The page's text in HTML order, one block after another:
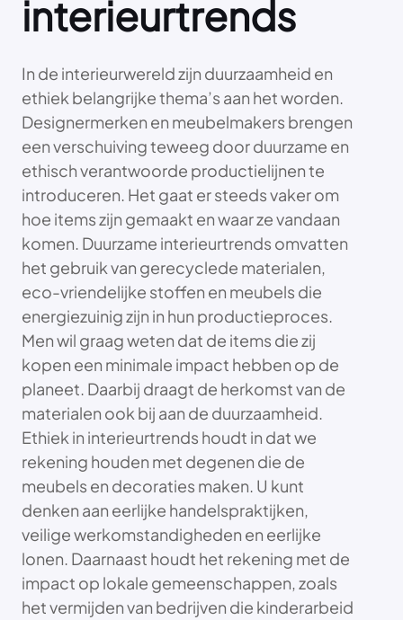
interieurtrends
In de interieurwereld zijn duurzaamheid en
ethiek belangrijke thema’s aan het worden.
Designermerken en meubelmakers brengen
een verschuiving teweeg door duurzame en
ethisch verantwoorde productielijnen te
introduceren. Het gaat er steeds vaker om
hoe items zijn gemaakt en waar ze vandaan
komen. Duurzame interieurtrends omvatten
het gebruik van gerecyclede materialen,
eco-vriendelijke stoffen en meubels die
energiezuinig zijn in hun productieproces.
Men wil graag weten dat de items die zij
kopen een minimale impact hebben op de
planeet. Daarbij draagt de herkomst van de
materialen ook bij aan de duurzaamheid.
Ethiek in interieurtrends houdt in dat we
rekening houden met degenen die de
meubels en decoraties maken. U kunt
denken aan eerlijke handelspraktijken,
veilige werkomstandigheden en eerlijke
lonen. Daarnaast houdt het rekening met de
impact op lokale gemeenschappen, zoals
het vermijden van bedrijven die kinderarbeid